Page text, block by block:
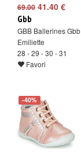
69.00 41.40 €
Gbb
GBB Ballerines Gbb
Emiliette
28 - 29 - 30 - 31
Favori
-40%